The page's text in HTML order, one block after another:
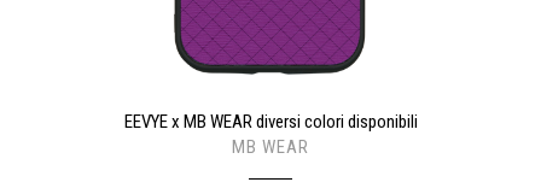
EEVYE x MB WEAR diversi colori disponibili
MB WEAR